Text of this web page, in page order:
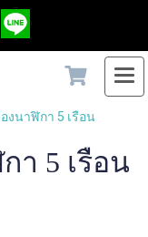
งนาฬิกา 5 เรือน
า 5 เรือน